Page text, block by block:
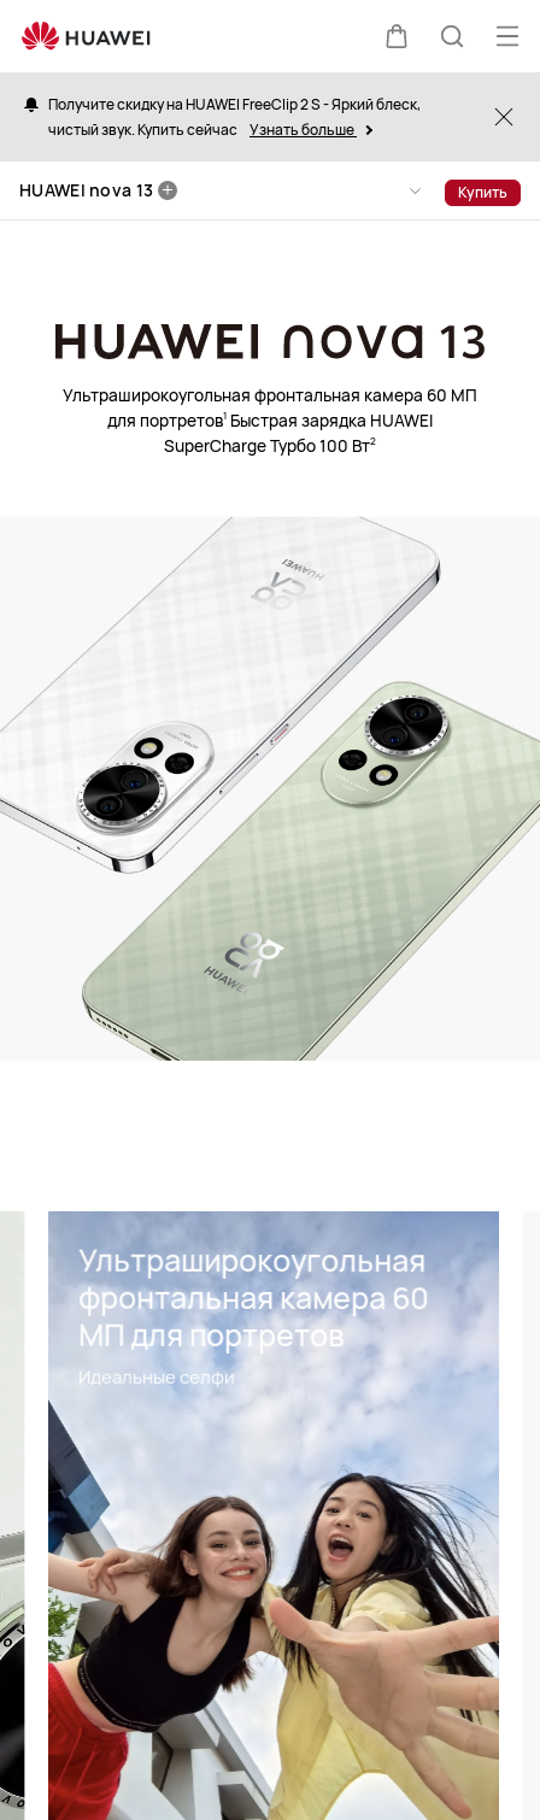
nova
13
Щупальца
Поиск
сайту
Получите скидку на HUAWEI FreeClip 2 S - Яркий блеск,
чистый звук. Купить сейчас Узнать больше
HUAWEI nova 13 Купить
Ультраширокоугольная фронтальная камера 60 МП
для портретов1 Быстрая зарядка HUAWEI
SuperCharge Турбо 100 Вт2
Ультраширокоугольная
фронтальная камера 60
МП для портретов
Идеальные селфи